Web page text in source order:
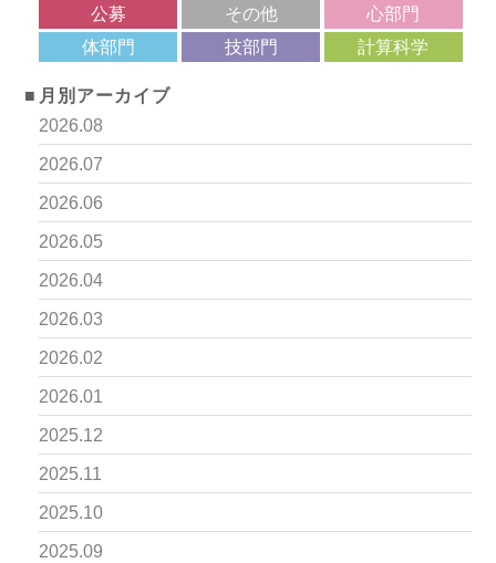
公募 その他
心部門
体部門
技部門 計算科学
月別アーカイブ
2026.08
2026.07
2026.06
2026.05
2026.04
2026.03
2026.02
2026.01
2025.12
2025.11
2025.10
2025.09